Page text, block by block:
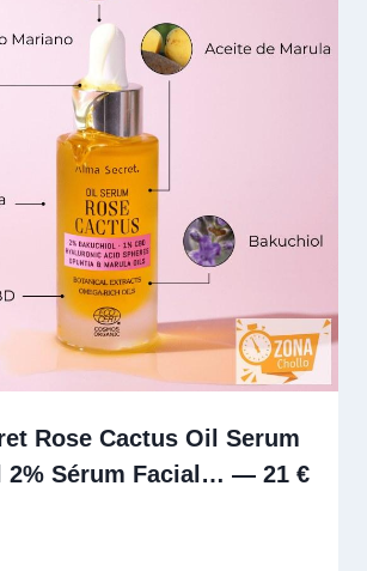
Rose Cactus Oil Serum
2% Sérum Facial… — 21 €